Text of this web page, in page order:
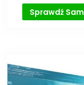
Sprawdź Sam